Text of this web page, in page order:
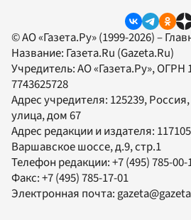
© АО «Газета.Ру» (1999-2026) –
Название: Газета.Ru (Gazeta.Ru)
Учредитель:АО «Газета.Ру», ОГРН
7743625728
Адрес учредителя: 125239,
улица, дом 67
Адрес редакции и издателя: 117105
Варшавское шоссе, д.9, стр.1
Телефон редакции:+7 (495) 785-00-
Факс:+7 (495) 785-17-01
Электронная почта: